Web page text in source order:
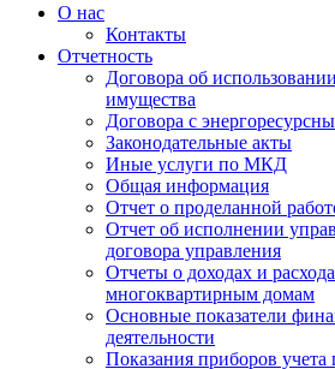
О нас
Контакты
Отчетность
Договора об
имущества
Договора с
Законодательные акты
Иные услуги по МКД
Общая информация
Отчет о проделанной
Отчет об исполнении
договора управления
Отчеты о доходах и
многоквартирным домам
Основные показатели
деятельности
Показания приборов учета